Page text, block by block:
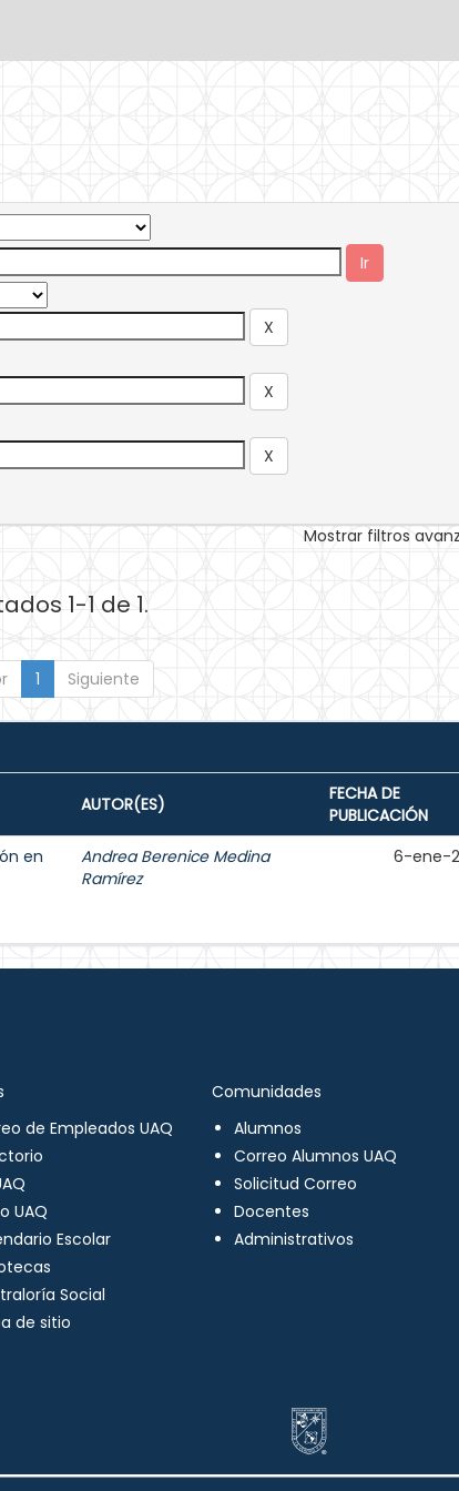
Mostrar filtros
1-1 de 1.
1 Siguiente
AUTOR(ES)
FECHA DE
PUBLICACIÓN
en
Andrea Berenice Medina
Ramírez
6-ene-
de Empleados UAQ
UAQ
Escolar
Social
de sitio
Comunidades
Alumnos
Correo Alumnos UAQ
Solicitud Correo
Docentes
Administrativos